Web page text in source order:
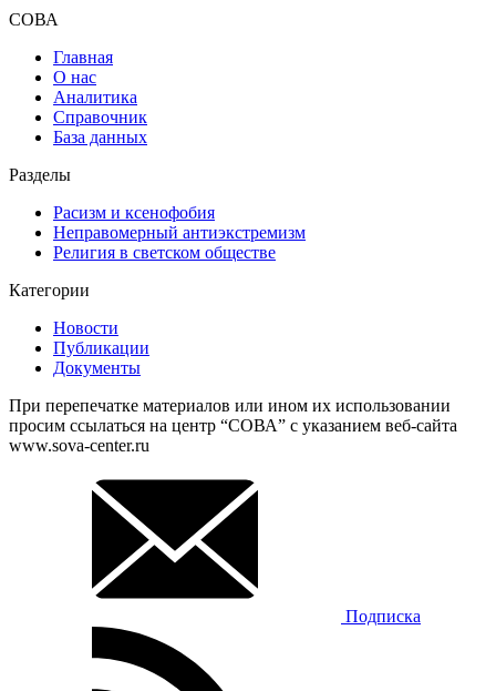
СОВА
Главная
О нас
Аналитика
Справочник
База данных
Разделы
Расизм и ксенофобия
Неправомерный антиэкстремизм
Религия в светском обществе
Категории
Новости
Публикации
Документы
При перепечатке материалов или ином их использовании
просим ссылаться на центр “СОВА” с указанием веб-сайта
www.sova-center.ru
Подписка